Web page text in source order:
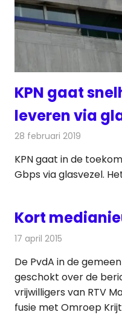
KPN gaat
leveren via
28 februari 2019
KPN gaat in de
Gbps via glasvezel.
Kort
17 april 2015
De PvdA in de
geschokt over de
vrijwilligers van RTV
fusie met Omroep